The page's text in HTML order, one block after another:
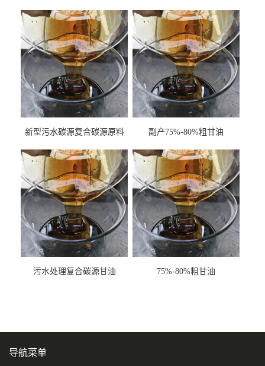
新型污水碳源复合碳源原料
副产75%-80%粗甘油
污水处理复合碳源甘油
75%-80%粗甘油
导航菜单